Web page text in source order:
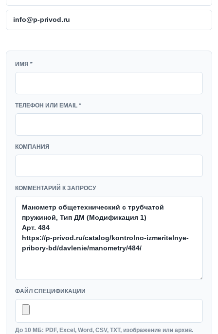
info@p-privod.ru
ИМЯ *
ТЕЛЕФОН ИЛИ EMAIL *
КОМПАНИЯ
КОММЕНТАРИЙ К ЗАПРОСУ
ФАЙЛ СПЕЦИФИКАЦИИ
До 10 МБ: PDF, Excel, Word, CSV, TXT, изображение или архив.
WEBSITE